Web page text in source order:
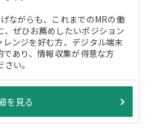
ながらも、これまでのMRの働
、ぜひお薦めしたいポジション
ンジを好む方、デジタル端末
あり、情報収集が得意な方
い。
を見る